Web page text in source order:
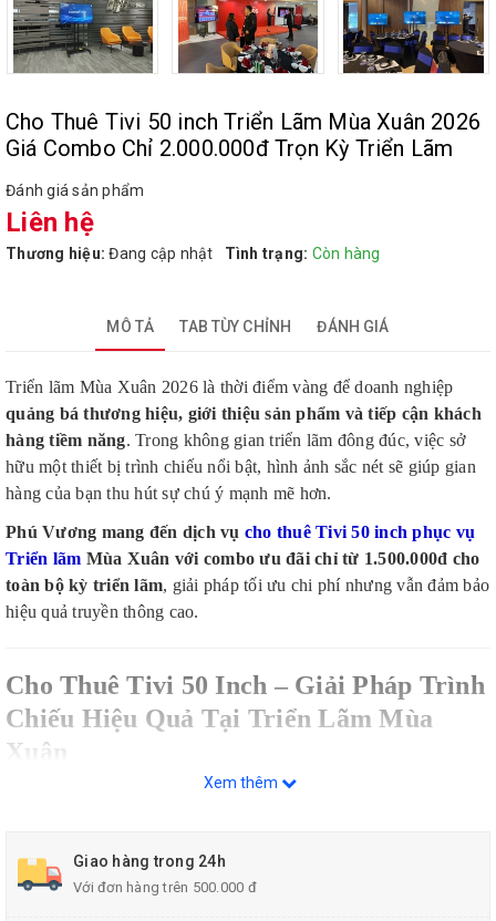
Cho Thuê Tivi 50 inch Triển Lãm Mùa Xuân 2026
Giá Combo Chỉ 2.000.000đ Trọn Kỳ Triển Lãm
Đánh giá sản phẩm
Liên hệ
Thương hiệu: Đang cập nhật Tình trạng: Còn hàng
MÔ TẢ TAB TÙY CHỈNH ĐÁNH GIÁ
Triển lãm Mùa Xuân 2026 là thời điểm vàng để doanh nghiệp
quảng bá thương hiệu, giới thiệu sản phẩm và tiếp cận khách
hàng tiềm năng. Trong không gian triển lãm đông đúc, việc sở
hữu một thiết bị trình chiếu nổi bật, hình ảnh sắc nét sẽ giúp gian
hàng của bạn thu hút sự chú ý mạnh mẽ hơn.
Phú Vương mang đến dịch vụ cho thuê Tivi 50 inch phục vụ
Triển lãm Mùa Xuân với combo ưu đãi chỉ từ 1.500.000đ cho
toàn bộ kỳ triển lãm, giải pháp tối ưu chi phí nhưng vẫn đảm bảo
hiệu quả truyền thông cao.
Cho Thuê Tivi 50 Inch – Giải Pháp Trình
Chiếu Hiệu Quả Tại Triển Lãm Mùa
Xuân
Tivi 50 inch là kích thước lý tưởng cho gian hàng triển lãm nhờ:
Hình ảnh sắc nét, màu sắc trung thực
Xem thêm
Giao hàng trong 24h
Với đơn hàng trên 500.000 đ